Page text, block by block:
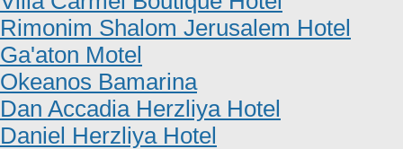
Rimonim Shalom Jerusalem Hotel
Ga'aton Motel
Okeanos Bamarina
Dan Accadia Herzliya Hotel
Daniel Herzliya Hotel